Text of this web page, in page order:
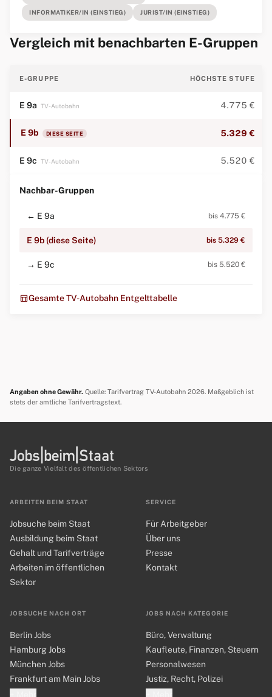
INFORMATIKER/IN (EINSTIEG) JURIST/IN (EINSTIEG)
Vergleich mit benachbarten E-Gruppen
E-GRUPPE HÖCHSTE STUFE
E 9a TV-Autobahn 4.775 €
E 9b DIESE SEITE 5.329 €
E 9c TV-Autobahn 5.520 €
Nachbar-Gruppen
← E 9a bis 4.775 €
E 9b (diese Seite) bis 5.329 €
→ E 9c bis 5.520 €
table_chartGesamte TV-Autobahn Entgelttabelle
Angaben ohne Gewähr. Quelle: Tarifvertrag TV-Autobahn 2026. Maßgeblich ist
stets der amtliche Tarifvertragstext.
Die ganze Vielfalt des öffentlichen Sektors
ARBEITEN BEIM STAAT
Jobsuche beim Staat
Ausbildung beim Staat
Gehalt und Tarifverträge
Arbeiten im öffentlichen
Sektor
JOBSUCHE NACH ORT
Berlin Jobs
Hamburg Jobs
München Jobs
Frankfurt am Main Jobs
JOBS NACH KATEGORIE
Büro, Verwaltung
Kaufleute, Finanzen, Steuern
Personalwesen
Justiz, Recht, Polizei
SERVICE
Für Arbeitgeber
Über uns
Presse
Kontakt